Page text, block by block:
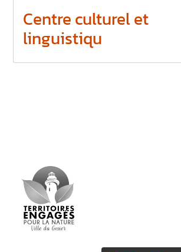
Centre culturel et
linguistiqu